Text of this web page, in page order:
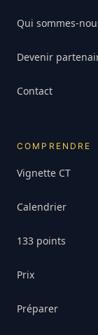
Qui sommes-
Devenir
Contact
COMPRENDRE
Vignette CT
Calendrier
133 points
Prix
Préparer